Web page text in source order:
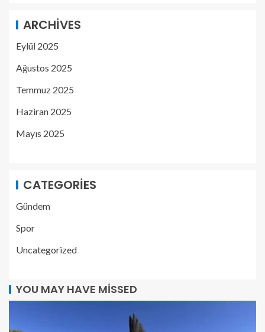
ARCHIVES
Eylül 2025
Ağustos 2025
Temmuz 2025
Haziran 2025
Mayıs 2025
CATEGORIES
Gündem
Spor
Uncategorized
YOU MAY HAVE MISSED